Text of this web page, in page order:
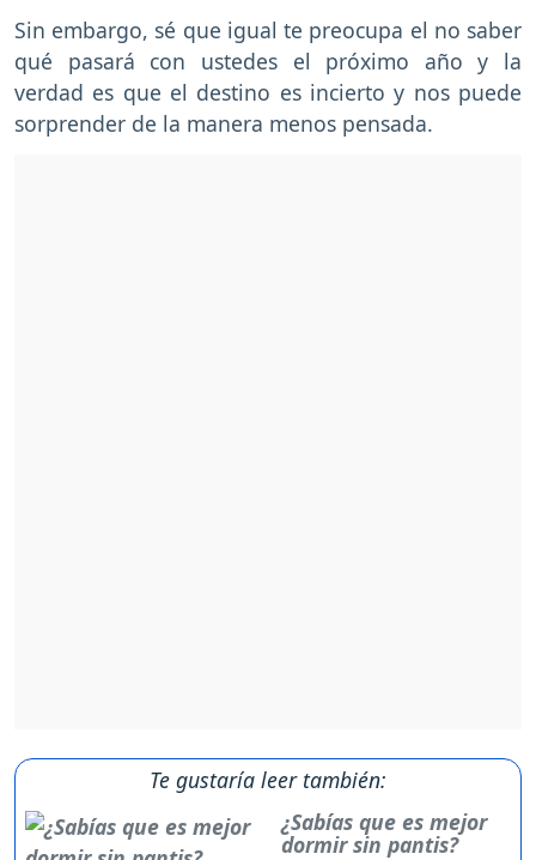
Sin embargo, sé que igual te preocupa el no saber
qué pasará con ustedes el próximo año y la
verdad es que el destino es incierto y nos puede
sorprender de la manera menos pensada.
Te gustaría leer también:
¿Sabías que es mejor
dormir sin pantis?